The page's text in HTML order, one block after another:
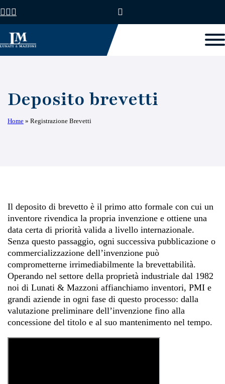
Deposito brevetti
Home » Registrazione Brevetti
Il deposito di brevetto è il primo atto formale con cui un
inventore rivendica la propria invenzione e ottiene una
data certa di priorità valida a livello internazionale.
Senza questo passaggio, ogni successiva pubblicazione o
commercializzazione dell’invenzione può
comprometterne irrimediabilmente la brevettabilità.
Operando nel settore della proprietà industriale dal 1982
noi di Lunati & Mazzoni affianchiamo inventori, PMI e
grandi aziende in ogni fase di questo processo: dalla
valutazione preliminare dell’invenzione fino alla
concessione del titolo e al suo mantenimento nel tempo.